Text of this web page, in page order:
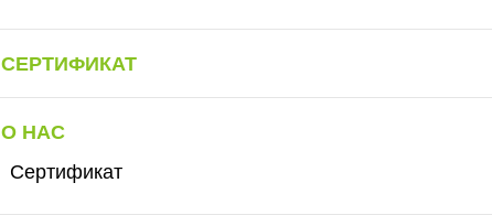
СЕРТИФИКАТ
О НАС
Сертификат